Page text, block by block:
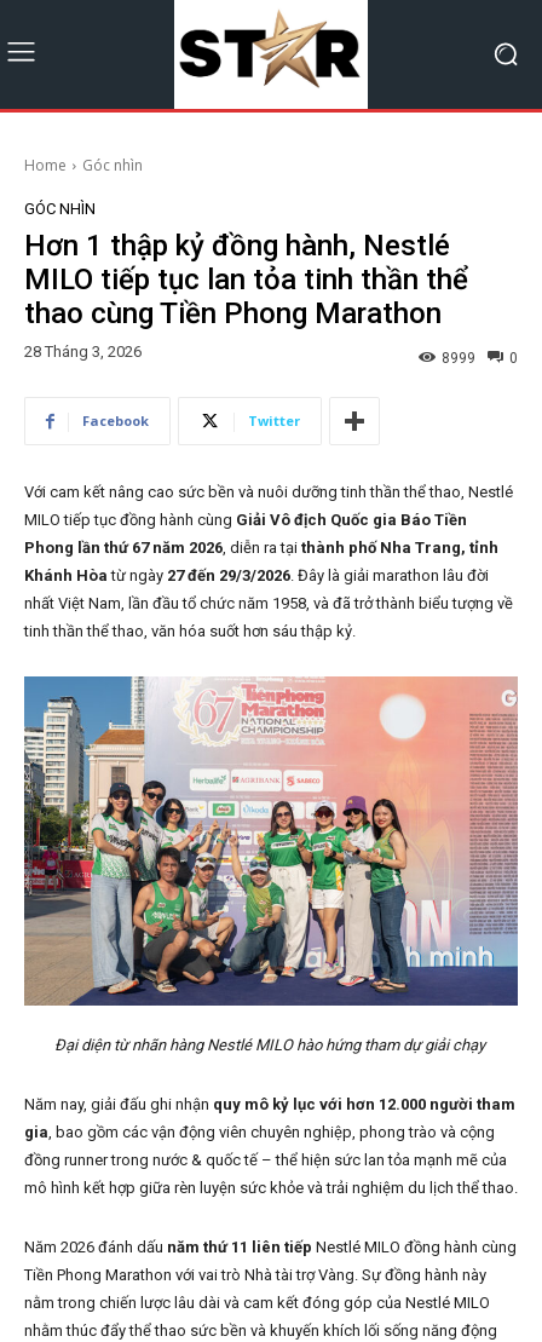
Home Góc nhìn
GÓC NHÌN
Hơn 1 thập kỷ đồng hành, Nestlé
MILO tiếp tục lan tỏa tinh thần thể
thao cùng Tiền Phong Marathon
28 Tháng 3, 2026 0
8999
Facebook Twitter
Với cam kết nâng cao sức bền và nuôi dưỡng tinh thần thể thao, Nestlé
MILO tiếp tục đồng hành cùng Giải Vô địch Quốc gia Báo Tiền
Phong lần thứ 67 năm 2026, diễn ra tại thành phố Nha Trang, tỉnh
Khánh Hòa từ ngày 27 đến 29/3/2026. Đây là giải marathon lâu đời
nhất Việt Nam, lần đầu tổ chức năm 1958, và đã trở thành biểu tượng về
tinh thần thể thao, văn hóa suốt hơn sáu thập kỷ.
Đại diện từ nhãn hàng Nestlé MILO hào hứng tham dự giải chạy
Năm nay, giải đấu ghi nhận quy mô kỷ lục với hơn 12.000 người tham
gia, bao gồm các vận động viên chuyên nghiệp, phong trào và cộng
đồng runner trong nước & quốc tế – thể hiện sức lan tỏa mạnh mẽ của
mô hình kết hợp giữa rèn luyện sức khỏe và trải nghiệm du lịch thể thao.
Năm 2026 đánh dấu năm thứ 11 liên tiếp Nestlé MILO đồng hành cùng
Tiền Phong Marathon với vai trò Nhà tài trợ Vàng. Sự đồng hành này
nằm trong chiến lược lâu dài và cam kết đóng góp của Nestlé MILO
nhằm thúc đẩy thể thao sức bền và khuyến khích lối sống năng động